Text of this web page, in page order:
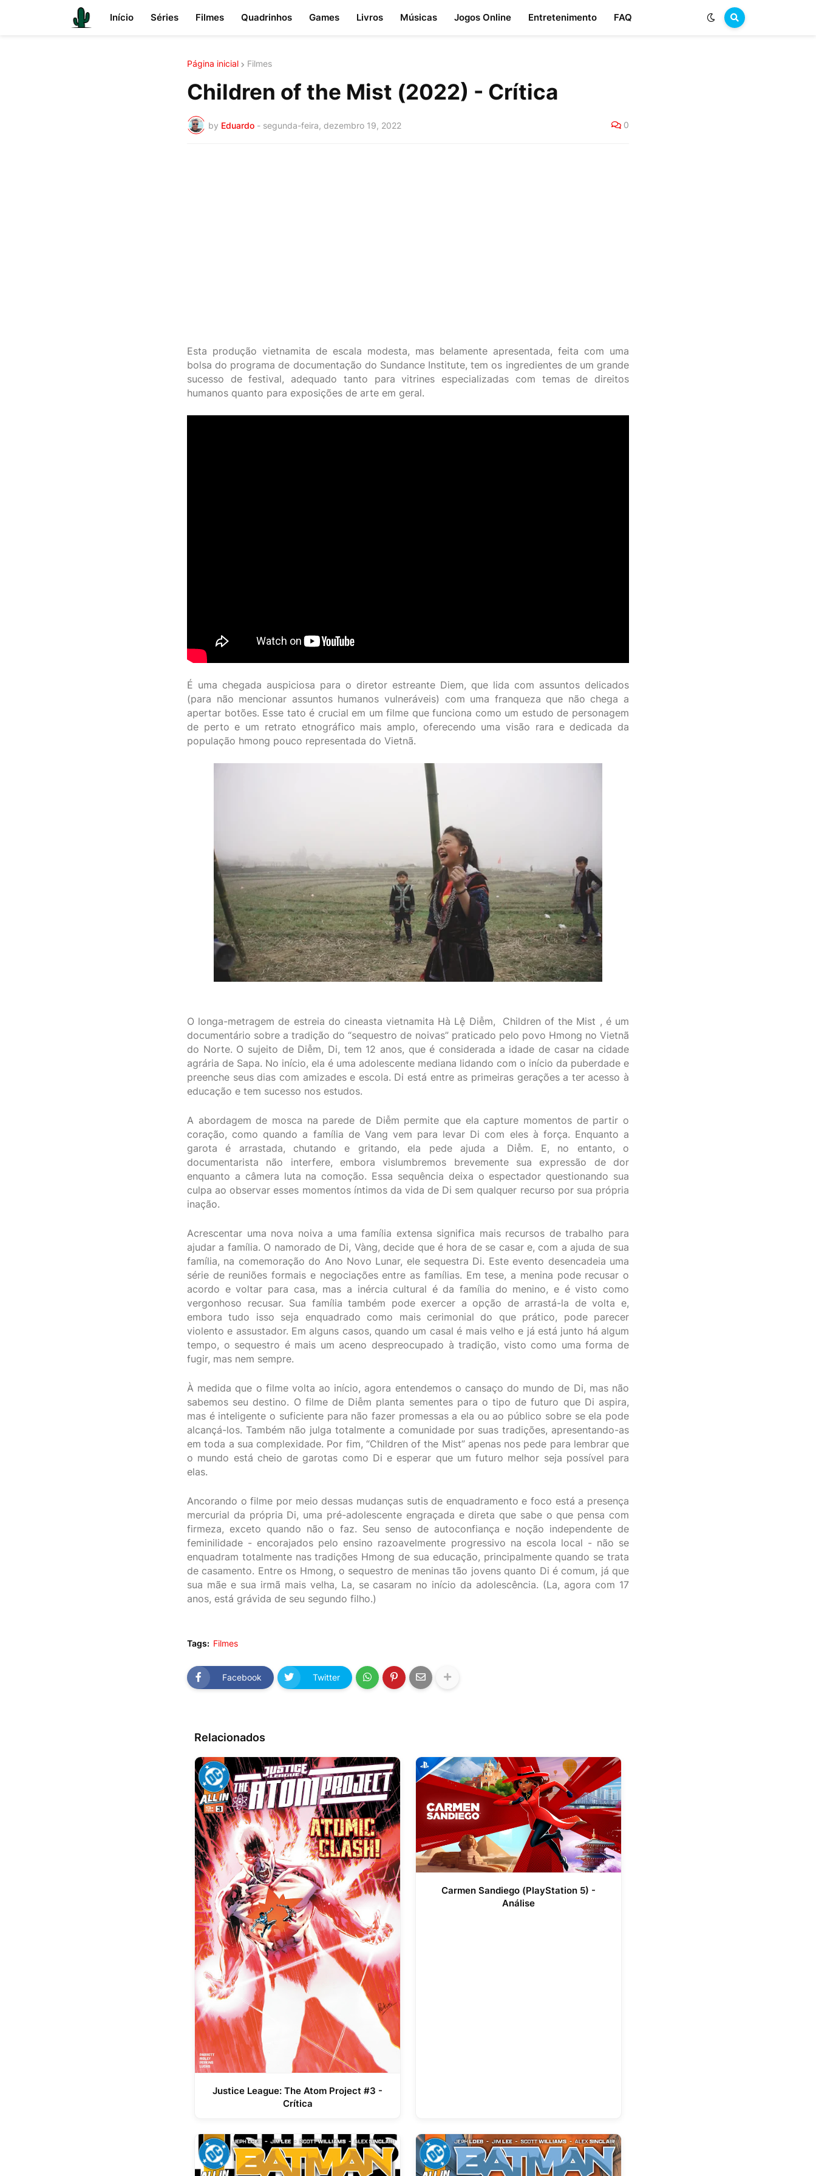
Início Séries Filmes Quadrinhos Games Livros Músicas Jogos Online Entretenimento FAQ
Página inicial Filmes
Children of the Mist (2022) - Crítica
by Eduardo - segunda-feira, dezembro 19, 2022 0
Esta produção vietnamita de escala modesta, mas belamente apresentada, feita com uma
bolsa do programa de documentação do Sundance Institute, tem os ingredientes de um grande
sucesso de festival, adequado tanto para vitrines especializadas com temas de direitos
humanos quanto para exposições de arte em geral.
É uma chegada auspiciosa para o diretor estreante Diem, que lida com assuntos delicados
(para não mencionar assuntos humanos vulneráveis) com uma franqueza que não chega a
apertar botões. Esse tato é crucial em um filme que funciona como um estudo de personagem
de perto e um retrato etnográfico mais amplo, oferecendo uma visão rara e dedicada da
população hmong pouco representada do Vietnã.
O longa-metragem de estreia do cineasta vietnamita Hà Lệ Diễm, Children of the Mist , é um
documentário sobre a tradição do “sequestro de noivas” praticado pelo povo Hmong no Vietnã
do Norte. O sujeito de Diễm, Di, tem 12 anos, que é considerada a idade de casar na cidade
agrária de Sapa. No início, ela é uma adolescente mediana lidando com o início da puberdade e
preenche seus dias com amizades e escola. Di está entre as primeiras gerações a ter acesso à
educação e tem sucesso nos estudos.
A abordagem de mosca na parede de Diễm permite que ela capture momentos de partir o
coração, como quando a família de Vang vem para levar Di com eles à força. Enquanto a
garota é arrastada, chutando e gritando, ela pede ajuda a Diễm. E, no entanto, o
documentarista não interfere, embora vislumbremos brevemente sua expressão de dor
enquanto a câmera luta na comoção. Essa sequência deixa o espectador questionando sua
culpa ao observar esses momentos íntimos da vida de Di sem qualquer recurso por sua própria
inação.
Acrescentar uma nova noiva a uma família extensa significa mais recursos de trabalho para
ajudar a família. O namorado de Di, Vàng, decide que é hora de se casar e, com a ajuda de sua
família, na comemoração do Ano Novo Lunar, ele sequestra Di. Este evento desencadeia uma
série de reuniões formais e negociações entre as famílias. Em tese, a menina pode recusar o
acordo e voltar para casa, mas a inércia cultural é da família do menino, e é visto como
vergonhoso recusar. Sua família também pode exercer a opção de arrastá-la de volta e,
embora tudo isso seja enquadrado como mais cerimonial do que prático, pode parecer
violento e assustador. Em alguns casos, quando um casal é mais velho e já está junto há algum
tempo, o sequestro é mais um aceno despreocupado à tradição, visto como uma forma de
fugir, mas nem sempre.
À medida que o filme volta ao início, agora entendemos o cansaço do mundo de Di, mas não
sabemos seu destino. O filme de Diễm planta sementes para o tipo de futuro que Di aspira,
mas é inteligente o suficiente para não fazer promessas a ela ou ao público sobre se ela pode
alcançá-los. Também não julga totalmente a comunidade por suas tradições, apresentando-as
em toda a sua complexidade. Por fim, “Children of the Mist” apenas nos pede para lembrar que
o mundo está cheio de garotas como Di e esperar que um futuro melhor seja possível para
elas.
Ancorando o filme por meio dessas mudanças sutis de enquadramento e foco está a presença
mercurial da própria Di, uma pré-adolescente engraçada e direta que sabe o que pensa com
firmeza, exceto quando não o faz. Seu senso de autoconfiança e noção independente de
feminilidade - encorajados pelo ensino razoavelmente progressivo na escola local - não se
enquadram totalmente nas tradições Hmong de sua educação, principalmente quando se trata
de casamento. Entre os Hmong, o sequestro de meninas tão jovens quanto Di é comum, já que
sua mãe e sua irmã mais velha, La, se casaram no início da adolescência. (La, agora com 17
anos, está grávida de seu segundo filho.)
Tags: Filmes
Facebook Twitter
Relacionados
Justice League: The Atom Project #3 -
Crítica
Carmen Sandiego (PlayStation 5) -
Análise